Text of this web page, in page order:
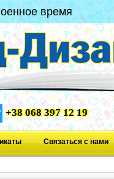
время
+38 068 397 12 19
Связаться с нами